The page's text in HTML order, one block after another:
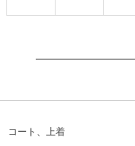
コート、上着